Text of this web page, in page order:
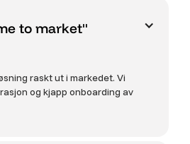
to market"
raskt ut i markedet. Vi
og kjapp onboarding av